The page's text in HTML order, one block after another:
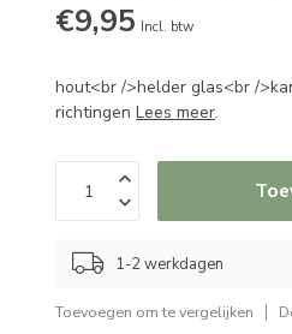
€9,95 Incl. btw
hout<br />helder glas<br /
richtingenLees meer.
1-2 werkdagen
Toevoegen om te vergelijken